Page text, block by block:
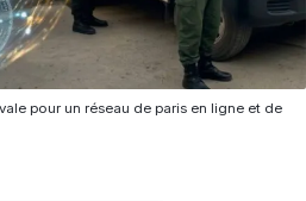
pour un réseau de paris en ligne et de